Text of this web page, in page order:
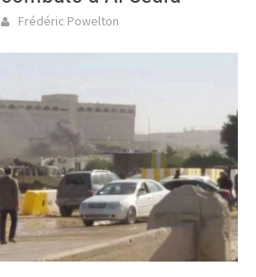
Frédéric Powelton